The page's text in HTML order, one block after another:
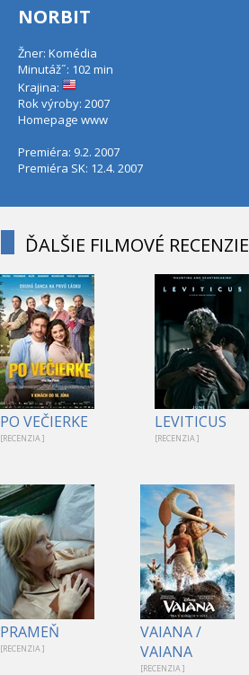
NORBIT
Žner: Komédia
Minutáž˝: 102 min
Krajina:
Rok výroby: 2007
Homepage www
Premiéra: 9.2. 2007
Premiéra SK: 12.4. 2007
ĎALŠIE FILMOVÉ RECENZIE
PO VEČIERKE
[RECENZIA ]
LEVITICUS
[RECENZIA ]
PRAMEŇ
[RECENZIA ]
VAIANA /
VAIANA
[RECENZIA ]